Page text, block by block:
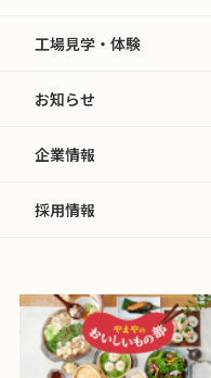
工場見学・体験
お知らせ
企業情報
採用情報